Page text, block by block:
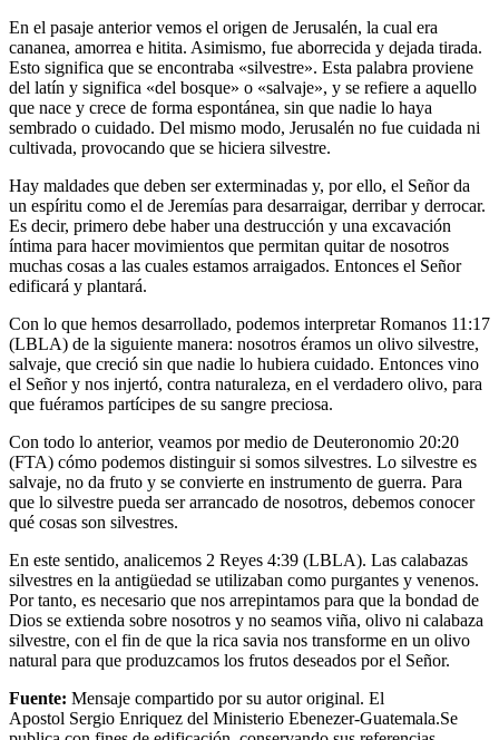
En el pasaje anterior vemos el origen de Jerusalén, la cual era
cananea, amorrea e hitita. Asimismo, fue aborrecida y dejada tirada.
Esto significa que se encontraba «silvestre». Esta palabra proviene
del latín y significa «del bosque» o «salvaje», y se refiere a aquello
que nace y crece de forma espontánea, sin que nadie lo haya
sembrado o cuidado. Del mismo modo, Jerusalén no fue cuidada ni
cultivada, provocando que se hiciera silvestre.
Hay maldades que deben ser exterminadas y, por ello, el Señor da
un espíritu como el de Jeremías para desarraigar, derribar y derrocar.
Es decir, primero debe haber una destrucción y una excavación
íntima para hacer movimientos que permitan quitar de nosotros
muchas cosas a las cuales estamos arraigados. Entonces el Señor
edificará y plantará.
Con lo que hemos desarrollado, podemos interpretar Romanos 11:17
(LBLA) de la siguiente manera: nosotros éramos un olivo silvestre,
salvaje, que creció sin que nadie lo hubiera cuidado. Entonces vino
el Señor y nos injertó, contra naturaleza, en el verdadero olivo, para
que fuéramos partícipes de su sangre preciosa.
Con todo lo anterior, veamos por medio de Deuteronomio 20:20
(FTA) cómo podemos distinguir si somos silvestres. Lo silvestre es
salvaje, no da fruto y se convierte en instrumento de guerra. Para
que lo silvestre pueda ser arrancado de nosotros, debemos conocer
qué cosas son silvestres.
En este sentido, analicemos 2 Reyes 4:39 (LBLA). Las calabazas
silvestres en la antigüedad se utilizaban como purgantes y venenos.
Por tanto, es necesario que nos arrepintamos para que la bondad de
Dios se extienda sobre nosotros y no seamos viña, olivo ni calabaza
silvestre, con el fin de que la rica savia nos transforme en un olivo
natural para que produzcamos los frutos deseados por el Señor.
Fuente: Mensaje compartido por su autor original. El
Apostol Sergio Enriquez del Ministerio Ebenezer-Guatemala.Se